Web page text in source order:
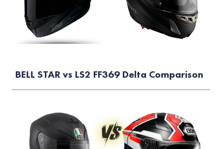
BELL STAR vs LS2 FF369 Delta Comparison